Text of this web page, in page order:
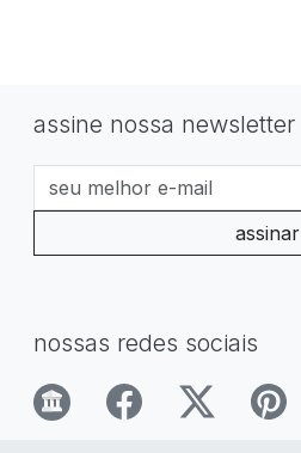
assine nossa newsletter
assinar
nossas redes sociais